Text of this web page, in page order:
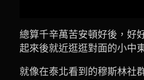
總算千辛萬苦安頓好後，好
起來後就近逛逛對面的小中
就像在泰北看到的穆斯林社